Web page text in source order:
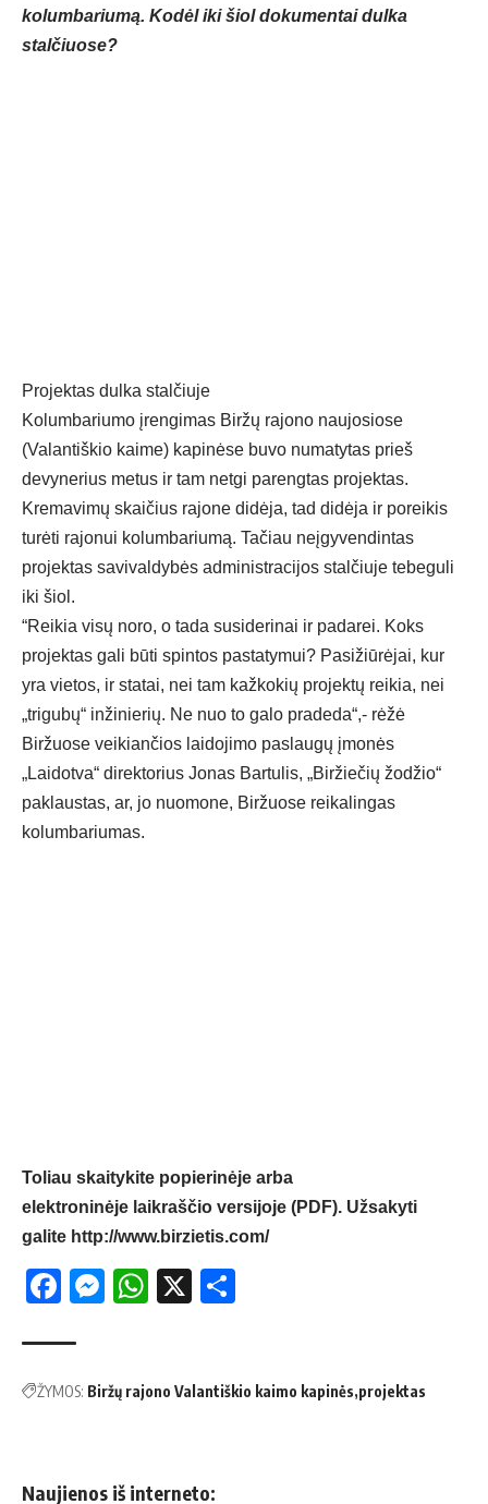
kolumbariumą. Kodėl iki šiol dokumentai dulka
stalčiuose?
Projektas dulka stalčiuje
Kolumbariumo įrengimas Biržų rajono naujosiose
(Valantiškio kaime) kapinėse buvo numatytas prieš
devynerius metus ir tam netgi parengtas projektas.
Kremavimų skaičius rajone didėja, tad didėja ir poreikis
turėti rajonui kolumbariumą. Tačiau neįgyvendintas
projektas savivaldybės administracijos stalčiuje tebeguli
iki šiol.
“Reikia visų noro, o tada susiderinai ir padarei. Koks
projektas gali būti spintos pastatymui? Pasižiūrėjai, kur
yra vietos, ir statai, nei tam kažkokių projektų reikia, nei
„trigubų“ inžinierių. Ne nuo to galo pradeda“,- rėžė
Biržuose veikiančios laidojimo paslaugų įmonės
„Laidotva“ direktorius Jonas Bartulis, „Biržiečių žodžio“
paklaustas, ar, jo nuomone, Biržuose reikalingas
kolumbariumas.
Toliau skaitykite popierinėje arba
elektroninėje laikraščio versijoje (PDF). Užsakyti
galite http://www.birzietis.com/
Facebook
Messenger
WhatsApp
X
ŽYMOS: Biržų rajono Valantiškio kaimo kapinės projektas
Naujienos iš interneto: